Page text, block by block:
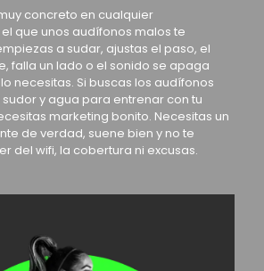
concreto en cualquier
que unos audífonos malos te
a sudar, ajustas el paso, el
falla un lado o el sonido se apaga
necesitas. Si buscas los audífonos
y agua para entrenar con tu
marketing bonito. Necesitas un
de verdad, suene bien y no te
del wifi, la cobertura ni excusas.